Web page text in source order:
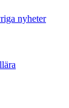
nyheter